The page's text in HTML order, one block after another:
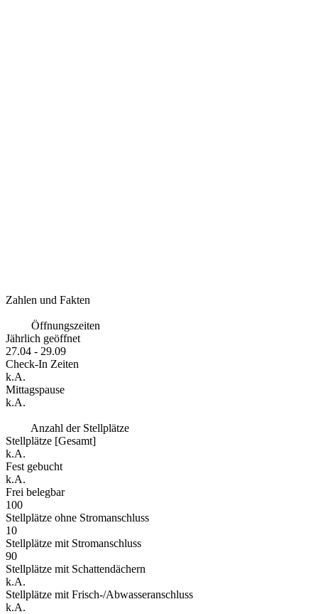
Zahlen und Fakten
Öffnungszeiten
Jährlich geöffnet
27.04 - 29.09
Check-In Zeiten
k.A.
Mittagspause
k.A.
Anzahl der Stellplätze
Stellplätze [Gesamt]
k.A.
Fest gebucht
k.A.
Frei belegbar
100
Stellplätze ohne Stromanschluss
10
Stellplätze mit Stromanschluss
90
Stellplätze mit Schattendächern
k.A.
Stellplätze mit Frisch-/Abwasseranschluss
k.A.